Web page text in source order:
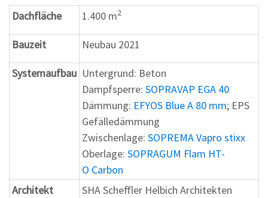
Dachfläche 1.400 m2
Bauzeit Neubau 2021
Systemaufbau Untergrund: Beton
Dampfsperre: SOPRAVAP EGA 40
Dämmung: EFYOS Blue A 80 mm; EPS
Gefälledämmung
Zwischenlage: SOPREMA Vapro stixx
Oberlage: SOPRAGUM Flam HT-
O Carbon
Architekt
SHA Scheffler Helbich Architekten